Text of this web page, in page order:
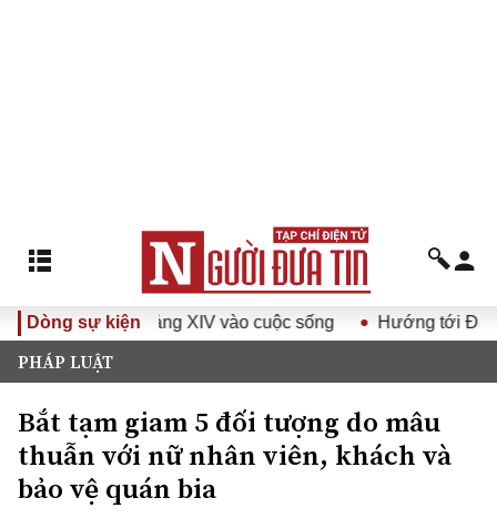
Dòng sự kiện
Đại hội Đảng XIV vào cuộc sống Hướng tới Đại hội đại
PHÁP LUẬT
Bắt tạm giam 5 đối tượng do mâu
thuẫn với nữ nhân viên, khách và
bảo vệ quán bia